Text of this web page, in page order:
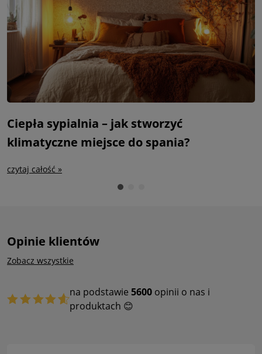
Ciepła sypialnia – jak stworzyć
klimatyczne miejsce do spania?
czytaj całość »
Opinie klientów
Zobacz wszystkie
na podstawie 5600 opinii o nas i
produktach 😊